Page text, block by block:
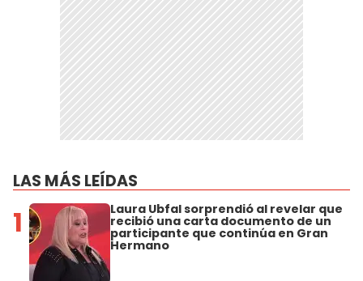
LAS MÁS LEÍDAS
1 Laura Ubfal sorprendió al revelar que
recibió una carta documento de un
participante que continúa en Gran
Hermano